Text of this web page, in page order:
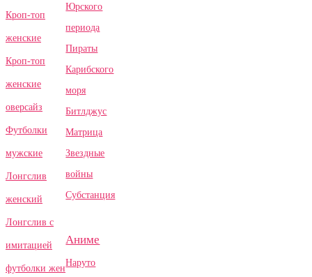
Кроп-топ
женские
Кроп-топ
женские
оверсайз
Футболки
мужские
Лонгслив
женский
Лонгслив с
имитацией
футболки жен
Юрского
периода
Пираты
Карибского
моря
Битлджус
Матрица
Звездные
войны
Субстанция
Аниме
Наруто